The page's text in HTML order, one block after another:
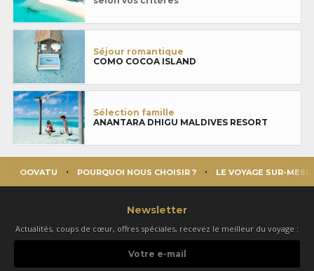
Séjour romantique
COMO COCOA ISLAND
Sélection famille
ANANTARA DHIGU MALDIVES RESORT
OOVATU POURQUOI NOUS CHOISIR ? LE VOYAGE SUR-
Newsletter
Actualités, coups de cœur, offres spéciales, recevez le meilleur du voyage :
e-